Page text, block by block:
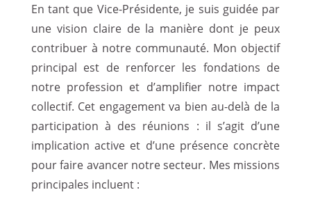
En tant que Vice-Présidente, je suis guidée par
une vision claire de la manière dont je peux
contribuer à notre communauté. Mon objectif
principal est de renforcer les fondations de
notre profession et d’amplifier notre impact
collectif. Cet engagement va bien au-delà de la
participation à des réunions : il s’agit d’une
implication active et d’une présence concrète
pour faire avancer notre secteur. Mes missions
principales incluent :